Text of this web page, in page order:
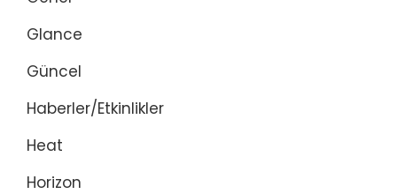
Glance
Güncel
Haberler/Etkinlikler
Heat
Horizon